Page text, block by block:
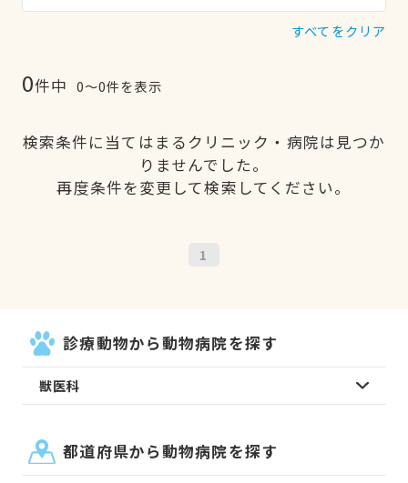
すべてをクリア
0件中 0〜0件を表示
検索条件に当てはまるクリニック・病院は見つか
りませんでした。
再度条件を変更して検索してください。
1
診療動物から動物病院を探す
獣医科
都道府県から動物病院を探す